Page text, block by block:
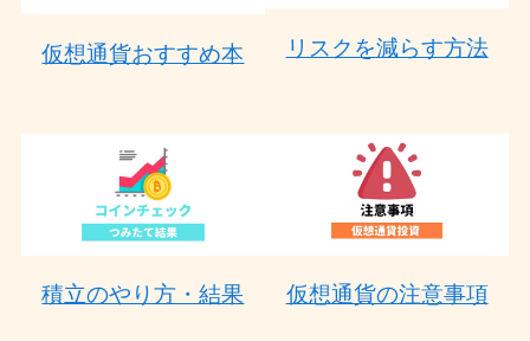
仮想通貨おすすめ本 リスクを減らす方法
積立のやり方・結果 仮想通貨の注意事項